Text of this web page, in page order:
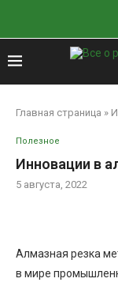
Главная страница »
Полезное
Инновации в
5 августа, 2022
Алмазная резка
в мире